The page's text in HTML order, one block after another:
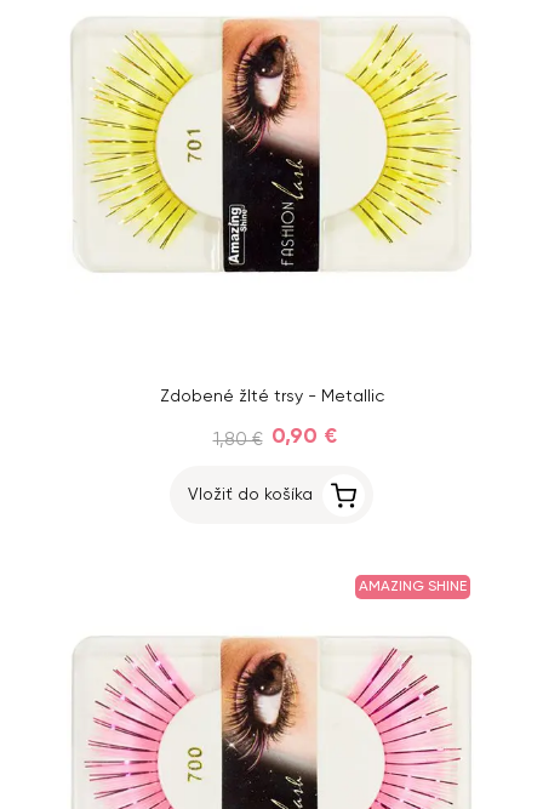
Zdobené žlté trsy - Metallic
1,80 € 0,90 €
Vložiť do košíka
AMAZING SHINE